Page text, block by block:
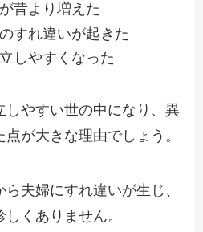
昔より増えた
すれ違いが起きた
しやすくなった
しやすい世の中になり、異
が大きな理由でしょう。
夫婦にすれ違いが生じ、
くありません。